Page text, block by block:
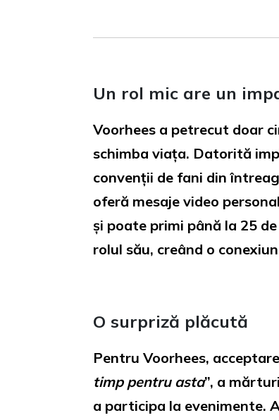
Un rol mic are un
Voorhees a petrecut doar
schimba viața. Datorită
convenții de fani din
oferă mesaje video
și poate primi până la 25
rolul său, creând o
O surpriză plăcută
Pentru Voorhees,
timp pentru asta”, a
a participa la evenimente.